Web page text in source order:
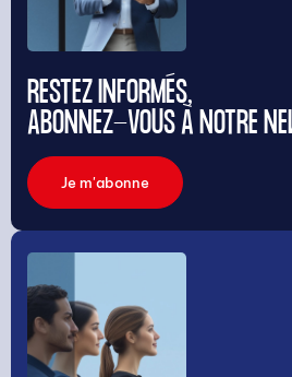
RESTEZ INFORMÉS,
ABONNEZ-VOUS À NOTRE
Je m'abonne